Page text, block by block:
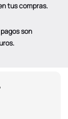
tus compras.
son